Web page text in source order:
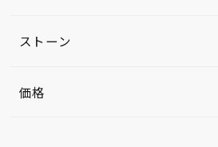
ストーン
価格